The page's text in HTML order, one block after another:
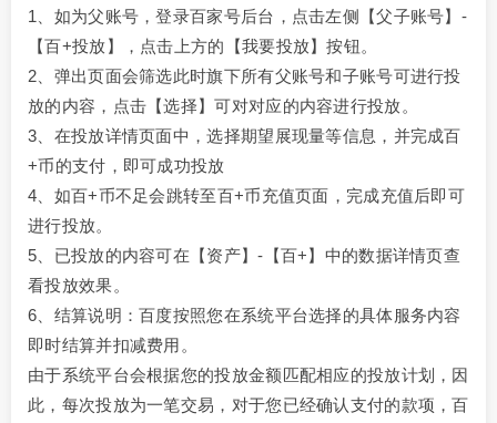
1、如为父账号，登录百家号后台，点击左侧【父子账号】-
【百+投放】，点击上方的【我要投放】按钮。
2、弹出页面会筛选此时旗下所有父账号和子账号可进行投
放的内容，点击【选择】可对对应的内容进行投放。
3、在投放详情页面中，选择期望展现量等信息，并完成百
+币的支付，即可成功投放
4、如百+币不足会跳转至百+币充值页面，完成充值后即可
进行投放。
5、已投放的内容可在【资产】-【百+】中的数据详情页查
看投放效果。
6、结算说明：百度按照您在系统平台选择的具体服务内容
即时结算并扣减费用。
由于系统平台会根据您的投放金额匹配相应的投放计划，因
此，每次投放为一笔交易，对于您已经确认支付的款项，百